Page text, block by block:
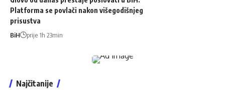
Platforma se povlači nakon višegodišnjeg
prisustva
BiH prije 1h 23min
Najčitanije